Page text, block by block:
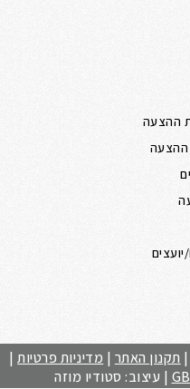
ההצעה
ההצעה
| תקנון האתר | מדיניות פרטיות|
| עיצוב: סטודיו מוזה